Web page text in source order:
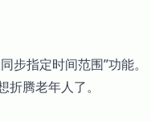
指定时间范围”功能。
腾老年人了。